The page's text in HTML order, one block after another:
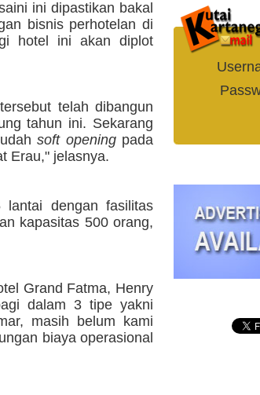
ini dipastikan bakal
bisnis perhotelan di
hotel ini akan diplot
telah dibangun
tahun ini. Sekarang
soft openingpada
Erau," jelasnya.
lantai dengan fasilitas
kapasitas 500 orang,
Grand Fatma, Henry
dalam 3 tipe yakni
masih belum kami
biaya operasional